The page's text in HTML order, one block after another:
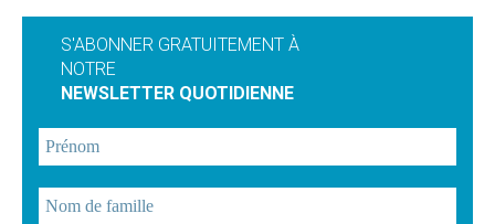
S'ABONNER GRATUITEMENT À
NOTRE
NEWSLETTER QUOTIDIENNE